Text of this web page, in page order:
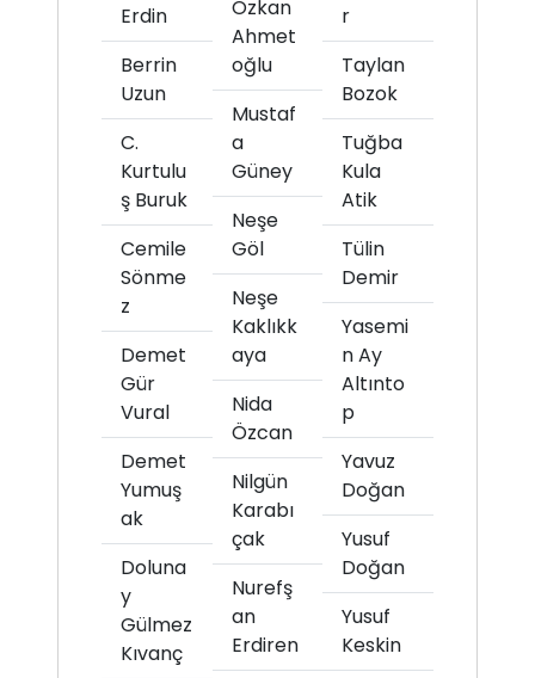
Erdin
Berrin
Uzun
C.
Kurtulu
ş Buruk
Cemile
Sönme
z
Demet
Gür
Vural
Demet
Yumuş
ak
Doluna
y
Gülmez
Kıvanç
Özkan
Ahmet
oğlu
Mustaf
a
Güney
Neşe
Göl
Neşe
Kaklıkk
aya
Nida
Özcan
Nilgün
Karabı
çak
Nurefş
an
Erdiren
r
Taylan
Bozok
Tuğba
Kula
Atik
Tülin
Demir
Yasemi
n Ay
Altınto
p
Yavuz
Doğan
Yusuf
Doğan
Yusuf
Keskin